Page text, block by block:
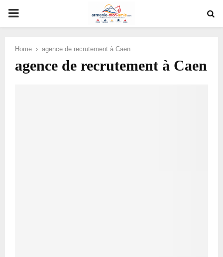
PRIMARY
Home agence de recrutement à Caen
agence de recrutement à Caen